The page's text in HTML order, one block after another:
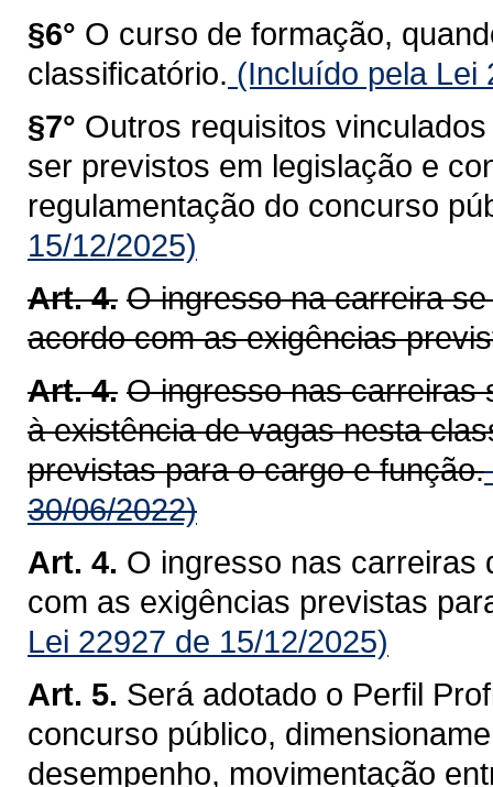
§6° O curso de formação,
classificatório. (Incluído pela Lei
§7° Outros requisitos
ser previstos em legislação e
regulamentação do concurso
15/12/2025)
Art. 4. O ingresso na carreira
acordo com as exigências
Art. 4. O ingresso nas carreiras
à existência de vagas nesta
previstas para o cargo e função.
30/06/2022)
Art. 4. O ingresso nas carreiras
com as exigências previstas
Lei 22927 de 15/12/2025)
Art. 5. Será adotado o Perfil
concurso público,
desempenho, movimentação